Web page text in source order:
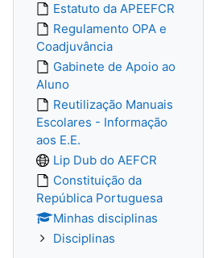
Estatuto da APEEFCR
Regulamento OPA e
Coadjuvância
Gabinete de Apoio ao
Aluno
Reutilização Manuais
Escolares - Informação
aos E.E.
Lip Dub do AEFCR
Constituição da
República Portuguesa
Minhas disciplinas
Disciplinas